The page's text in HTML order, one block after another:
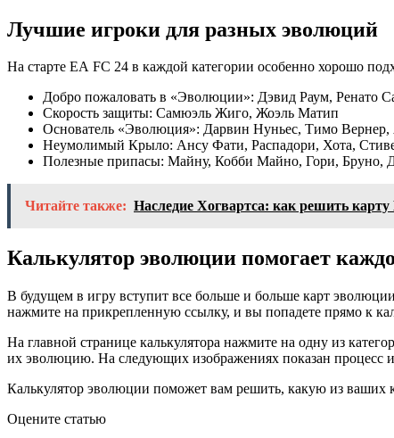
Лучшие игроки для разных эволюций
На старте EA FC 24 в каждой категории особенно хорошо
Добро пожаловать в «Эволюции»: Дэвид Раум, Ренато
Скорость защиты: Самюэль Жиго, Жоэль Матип
Основатель «Эволюция»: Дарвин Нуньес, Тимо
Неумолимый Крыло: Ансу Фати, Распадори, Хота,
Полезные припасы: Майну, Кобби Майно, Гори, Бруно,
Читайте также: Наследие Хогвартса: как решить
Калькулятор эволюции помогает
В будущем в игру вступит все больше и больше карт
нажмите на прикрепленную ссылку, и вы попадете прямо к
На главной странице калькулятора нажмите на одну из
их эволюцию. На следующих изображениях показан процесс
Калькулятор эволюции поможет вам решить, какую из ваших
Оцените статью